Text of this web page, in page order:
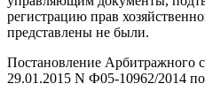
регистрацию прав
представлены не были.
Постановление Арбитражного
29.01.2015 N Ф05-10962/2014